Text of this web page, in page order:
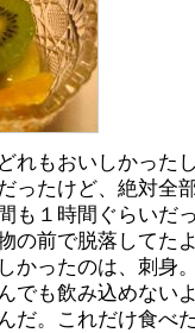
れもおいしかった
ったけど、絶対全
も１時間ぐらいだ
の前で脱落してた
かったのは、刺身
でも飲み込めない
だ。これだけ食べ